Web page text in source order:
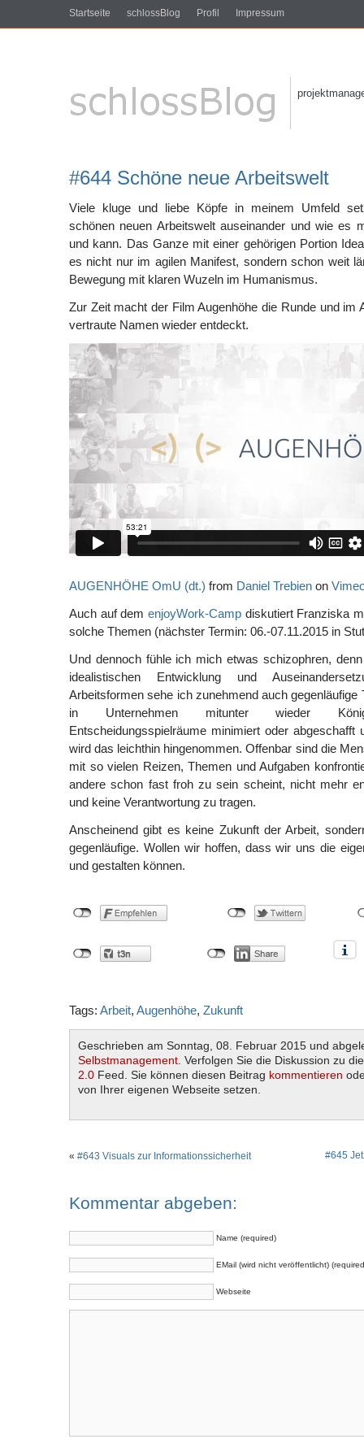
Startseite schlossBlog Profil Impressum
#644 Schöne neue Arbeitswelt
Viele kluge und liebe Köpfe in meinem Umfeld
schönen neuen Arbeitswelt auseinander und wie es
und kann. Das Ganze mit einer gehörigen Portion
es nicht nur im agilen Manifest, sondern schon weit
Bewegung mit klaren Wuzeln im Humanismus.
Zur Zeit macht der Film Augenhöhe die Runde und im
vertraute Namen wieder entdeckt.
AUGENHÖHE OmU (dt.) from Daniel Trebien on
Auch auf dem enjoyWork-Camp diskutiert Franziska
solche Themen (nächster Termin: 06.-07.11.2015 in
Und dennoch fühle ich mich etwas schizophren,
idealistischen Entwicklung und
Arbeitsformen sehe ich zunehmend auch gegenläufige
in Unternehmen mitunter wieder
Entscheidungsspielräume minimiert oder abgeschafft
wird das leichthin hingenommen. Offenbar sind die
mit so vielen Reizen, Themen und Aufgaben
andere schon fast froh zu sein scheint, nicht mehr
und keine Verantwortung zu tragen.
Anscheinend gibt es keine Zukunft der Arbeit,
gegenläufige. Wollen wir hoffen, dass wir uns die
und gestalten können.
Tags: Arbeit, Augenhöhe, Zukunft
Geschrieben am Sonntag, 08. Februar 2015 und
Selbstmanagement . Verfolgen Sie die Diskussion zu
2.0 Feed. Sie können diesen Beitrag kommentieren
von Ihrer eigenen Webseite setzen.
« #643 Visuals zur Informationssicherheit #645
Kommentar abgeben:
Name (required)
EMail (wird nicht veröffentlicht)
Webseite